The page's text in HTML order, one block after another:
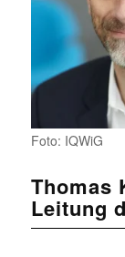
Foto: IQWiG
Thomas
Leitung